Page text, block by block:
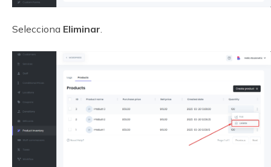
Selecciona Eliminar.